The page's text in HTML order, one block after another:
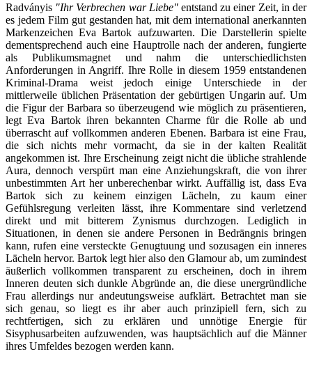
Radványis "Ihr Verbrechen war Liebe"entstand zu einer Zeit, in der
es jedem Film gut gestanden hat, mit dem international anerkannten
Markenzeichen Eva Bartok aufzuwarten. Die Darstellerin spielte
dementsprechend auch eine Hauptrolle nach der anderen, fungierte
als Publikumsmagnet und nahm die unterschiedlichsten
Anforderungen in Angriff. Ihre Rolle in diesem 1959 entstandenen
Kriminal-Drama weist jedoch einige Unterschiede in der
mittlerweile üblichen Präsentation der gebürtigen Ungarin auf. Um
die Figur der Barbara so überzeugend wie möglich zu präsentieren,
legt Eva Bartok ihren bekannten Charme für die Rolle ab und
überrascht auf vollkommen anderen Ebenen. Barbara ist eine Frau,
die sich nichts mehr vormacht, da sie in der kalten Realität
angekommen ist. Ihre Erscheinung zeigt nicht die übliche strahlende
Aura, dennoch verspürt man eine Anziehungskraft, die von ihrer
unbestimmten Art her unberechenbar wirkt. Auffällig ist, dass Eva
Bartok sich zu keinem einzigen Lächeln, zu kaum einer
Gefühlsregung verleiten lässt, ihre Kommentare sind verletzend
direkt und mit bitterem Zynismus durchzogen. Lediglich in
Situationen, in denen sie andere Personen in Bedrängnis bringen
kann, rufen eine versteckte Genugtuung und sozusagen ein inneres
Lächeln hervor. Bartok legt hier also den Glamour ab, um zumindest
äußerlich vollkommen transparent zu erscheinen, doch in ihrem
Inneren deuten sich dunkle Abgründe an, die diese unergründliche
Frau allerdings nur andeutungsweise aufklärt. Betrachtet man sie
sich genau, so liegt es ihr aber auch prinzipiell fern, sich zu
rechtfertigen, sich zu erklären und unnötige Energie für
Sisyphusarbeiten aufzuwenden, was hauptsächlich auf die Männer
ihres Umfeldes bezogen werden kann.